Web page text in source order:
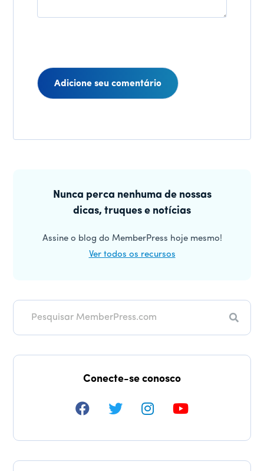
lateralNunca perca nenhuma de nossas
dicas, truques e notícias
Assine o blog do MemberPress hoje mesmo!
Ver todos os recursos
Conecte-se conosco